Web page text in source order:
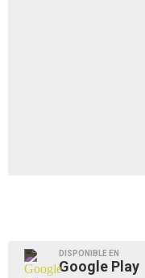
DISPONIBLE EN
Google Play